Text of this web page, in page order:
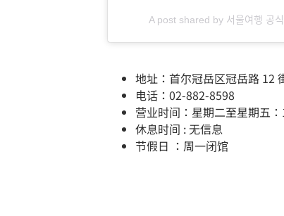
A post shared by 서울여행 공
地址：首尔冠岳区冠岳路 12
电话：02-882-8598
营业时间：星期二至星期五
休息时间 : 无信息
节假日 ：周一闭馆